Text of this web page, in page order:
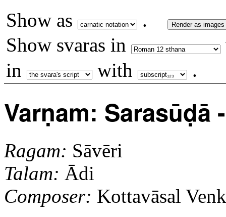
Show as . Render as images
Show svaras in
in
with .
Varṇam: Sarasūḍā
Ragam: Sāvēri
Talam: Ādi
Composer: Kottavāsal